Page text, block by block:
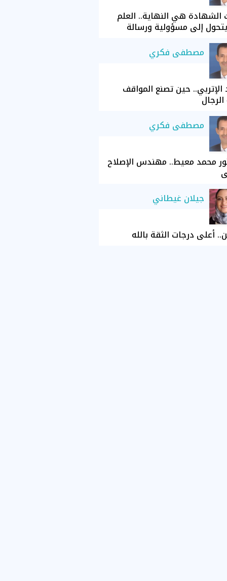
هي النهاية.. العلم
إلى مسؤولية ورسالة
مصطفى فكري
حين تصنع المواقف
مصطفى فكري
محمد معيط.. مهندس الإصلاح
جيلان غيطاني
أعلى درجات الثقة بالله